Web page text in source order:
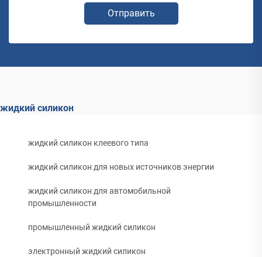
Отправить
жидкий силикон
жидкий силикон клеевого типа
жидкий силикон для новых источников энергии
жидкий силикон для автомобильной
промышленности
промышленный жидкий силикон
электронный жидкий силикон